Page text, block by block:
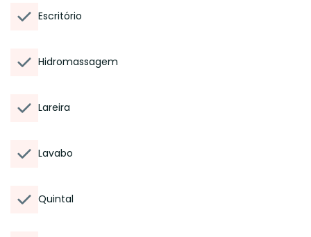
Escritório
Hidromassagem
Lareira
Lavabo
Quintal